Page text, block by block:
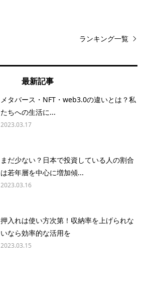
ランキング一覧
最新記事
メタバース・NFT・web3.0の違いとは？私
たちへの生活に...
2023.03.17
まだ少ない？日本で投資している人の割合
は若年層を中心に増加傾...
2023.03.16
押入れは使い方次第！収納率を上げられな
いなら効率的な活用を
2023.03.15